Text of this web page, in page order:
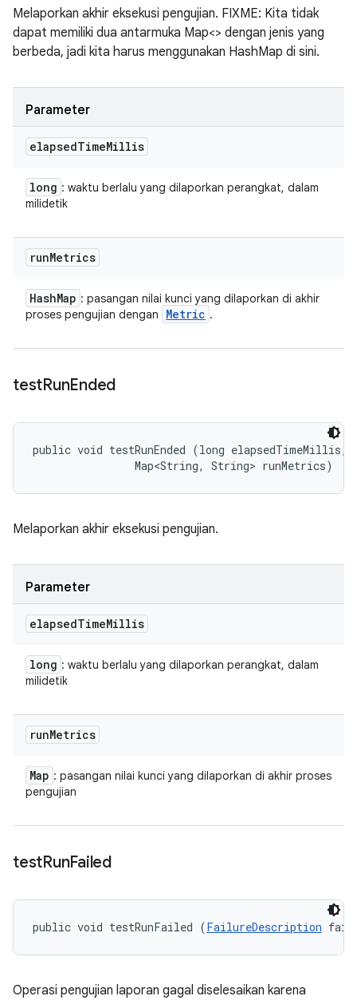
Melaporkan akhir eksekusi pengujian. FIXME: Kita tidak
dapat memiliki dua antarmuka Map<> dengan jenis yang
berbeda, jadi kita harus menggunakan HashMap di sini.
Parameter
elapsedTimeMillis
long : waktu berlalu yang dilaporkan perangkat, dalam
milidetik
runMetrics
HashMap : pasangan nilai kunci yang dilaporkan di akhir
proses pengujian dengan
Metric .
testRunEnded
public void testRunEnded (long elapsedTimeMillis,
                Map<String, String> runMetrics)
Melaporkan akhir eksekusi pengujian.
Parameter
elapsedTimeMillis
long : waktu berlalu yang dilaporkan perangkat, dalam
milidetik
runMetrics
Map : pasangan nilai kunci yang dilaporkan di akhir proses
pengujian
testRunFailed
public void testRunFailed (FailureDescription
Operasi pengujian laporan gagal diselesaikan karena